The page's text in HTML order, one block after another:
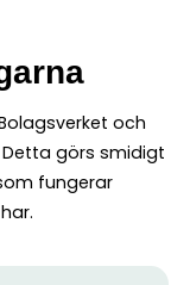
och
görs smidigt
fungerar